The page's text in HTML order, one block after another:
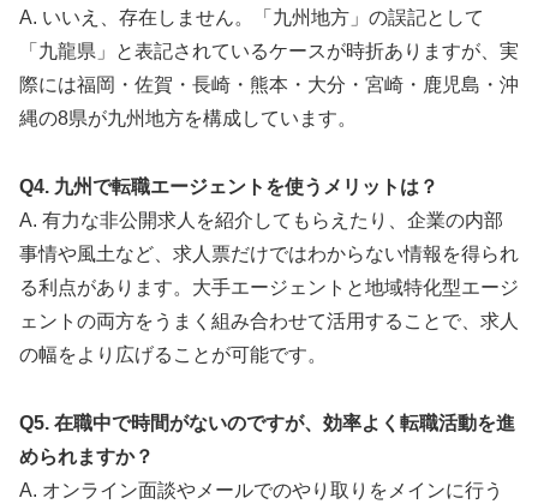
A. いいえ、存在しません。「九州地方」の誤記として
「九龍県」と表記されているケースが時折ありますが、実
際には福岡・佐賀・長崎・熊本・大分・宮崎・鹿児島・沖
縄の8県が九州地方を構成しています。
Q4. 九州で転職エージェントを使うメリットは？
A. 有力な非公開求人を紹介してもらえたり、企業の内部
事情や風土など、求人票だけではわからない情報を得られ
る利点があります。大手エージェントと地域特化型エージ
ェントの両方をうまく組み合わせて活用することで、求人
の幅をより広げることが可能です。
Q5. 在職中で時間がないのですが、効率よく転職活動を進
められますか？
A. オンライン面談やメールでのやり取りをメインに行う